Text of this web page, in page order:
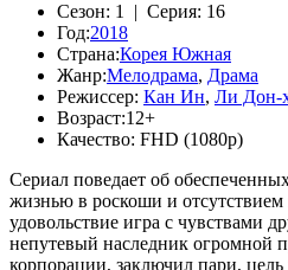
Сезон: 1 | Серия: 16
Год:2018
Страна:Корея Южная
Жанр:Мелодрама, Драма
Режиссер: Кан Ин, Ли Дон-
Возраст:12+
Качество: FHD (1080p)
Сериал поведает об
жизнью в роскоши и отсутствием
удовольствие игра с чувствами
непутевый наследник огромной
корпорации, заключил пари,